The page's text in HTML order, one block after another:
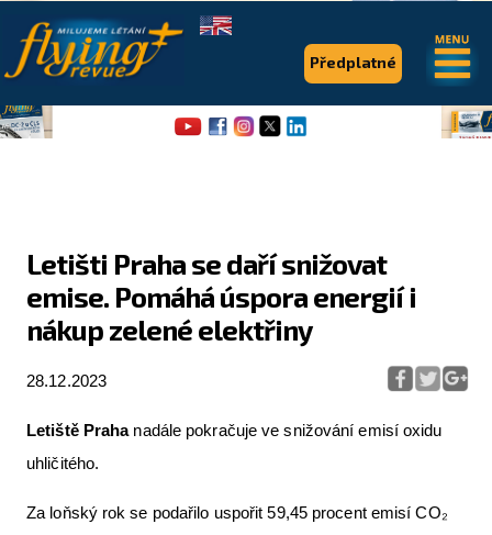
Letišti Praha se daří snižovat
emise. Pomáhá úspora energií i
nákup zelené elektřiny
28.12.2023
Letiště Prahanadále pokračuje ve snižování emisí oxidu
uhličitého.
Za loňský rok se podařilo uspořit 59,45 procent emisí CO₂
Předplatné
.
Flying Revue
Články
Pro piloty
Letecká videa